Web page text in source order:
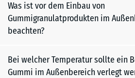
Was ist vor dem Einbau von
Gummigranulatprodukten im
beachten?
Bei welcher Temperatur sollte ein
Gummi im Außenbereich verlegt